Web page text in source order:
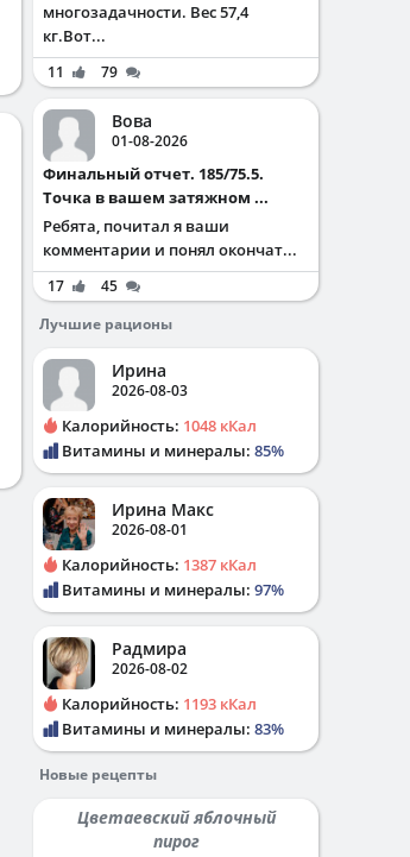
многозадачности. Вес 57,4
кг.Вот...
11 79
Вова
01-08-2026
Финальный отчет. 185/75.5.
Точка в вашем затяжном ...
Ребята, почитал я ваши
комментарии и понял окончат...
17
45
Лучшие рационы
Ирина
2026-08-03
Калорийность: 1048 кКал
Витамины и минералы: 85%
Ирина Макс
2026-08-01
Калорийность: 1387 кКал
Витамины и минералы: 97%
Радмира
2026-08-02
Калорийность: 1193 кКал
Витамины и минералы: 83%
Новые рецепты
Цветаевский яблочный
пирог